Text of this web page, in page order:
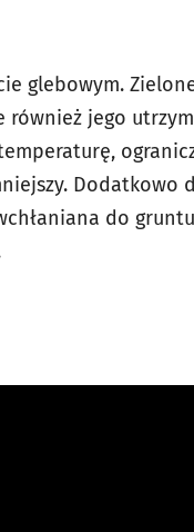
glebowym.
również jego
Dodatkowo
do